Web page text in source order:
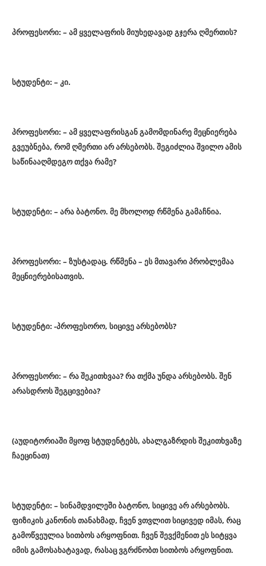
პროფესორი: – ამ ყველაფრის მიუხედავად გჯერა ღმერთის?
სტუდენტი: – კი.
პროფესორი: – ამ ყველაფრისგან გამომდინარე მეცნიერება
გვეუბნება, რომ ღმერთი არ არსებობს. შეგიძლია შვილო ამის
საწინააღმდეგო თქვა რამე?
სტუდენტი: – არა ბატონო. მე მხოლოდ რწმენა გამაჩნია.
პროფესორი: – ზუსტადაც. რწმენა – ეს მთავარი პრობლემაა
მეცნიერებისათვის.
სტუდენტი: -პროფესორო, სიცივე არსებობს?
პროფესორი: – რა შეკითხვაა? რა თქმა უნდა არსებობს. შენ
არასდროს შეგცივებია?
(აუდიტორიაში მყოფ სტუდენტებს, ახალგაზრდის შეკითხვაზე
ჩაეცინათ)
სტუდენტი: – სინამდვილეში ბატონო, სიცივე არ არსებობს.
ფიზიკის კანონის თანახმად, ჩვენ ვთვლით სიცივედ იმას, რაც
გამოწვეულია სითბოს არყოფნით. ჩვენ შევქმენით ეს სიტყვა
იმის გამოსახატავად, რასაც ვგრძნობთ სითბოს არყოფნით.